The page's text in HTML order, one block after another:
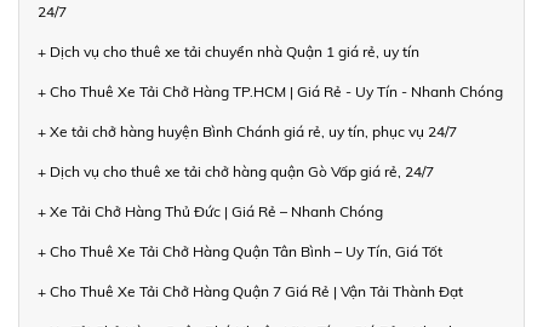
24/7
+ Dịch vụ cho thuê xe tải chuyển nhà Quận 1 giá rẻ, uy tín
+ Cho Thuê Xe Tải Chở Hàng TP.HCM | Giá Rẻ - Uy Tín - Nhanh Chóng
+ Xe tải chở hàng huyện Bình Chánh giá rẻ, uy tín, phục vụ 24/7
+ Dịch vụ cho thuê xe tải chở hàng quận Gò Vấp giá rẻ, 24/7
+ Xe Tải Chở Hàng Thủ Đức | Giá Rẻ – Nhanh Chóng
+ Cho Thuê Xe Tải Chở Hàng Quận Tân Bình – Uy Tín, Giá Tốt
+ Cho Thuê Xe Tải Chở Hàng Quận 7 Giá Rẻ | Vận Tải Thành Đạt